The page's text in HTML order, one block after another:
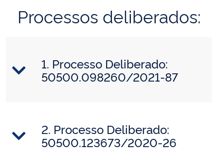
Processos deliberados:
1. Processo Deliberado:
50500.098260/2021-87
2. Processo Deliberado:
50500.123673/2020-26